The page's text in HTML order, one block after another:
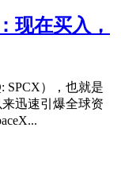
现在买入，
SPCX），也就是
迅速引爆全球资